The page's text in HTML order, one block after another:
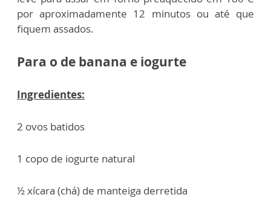
por aproximadamente 12 minutos ou até que
fiquem assados.
Para o de banana e iogurte
Ingredientes:
2 ovos batidos
1 copo de iogurte natural
½ xícara (chá) de manteiga derretida